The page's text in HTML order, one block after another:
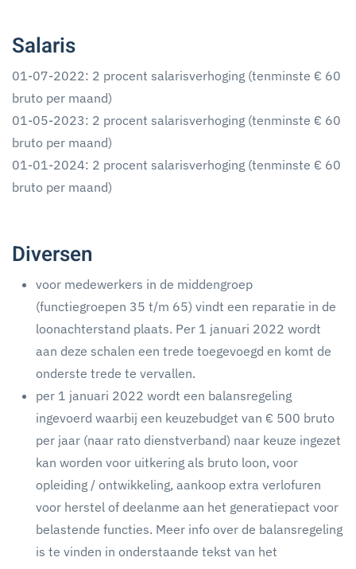
Salaris
01-07-2022: 2 procent salarisverhoging (tenminste € 60
bruto per maand)
01-05-2023: 2 procent salarisverhoging (tenminste € 60
bruto per maand)
01-01-2024: 2 procent salarisverhoging (tenminste € 60
bruto per maand)
Diversen
voor medewerkers in de middengroep
(functiegroepen 35 t/m 65) vindt een reparatie in de
loonachterstand plaats. Per 1 januari 2022 wordt
aan deze schalen een trede toegevoegd en komt de
onderste trede te vervallen.
per 1 januari 2022 wordt een balansregeling
ingevoerd waarbij een keuzebudget van € 500 bruto
per jaar (naar rato dienstverband) naar keuze ingezet
kan worden voor uitkering als bruto loon, voor
opleiding / ontwikkeling, aankoop extra verlofuren
voor herstel of deelanme aan het generatiepact voor
belastende functies. Meer info over de balansregeling
is te vinden in onderstaande tekst van het